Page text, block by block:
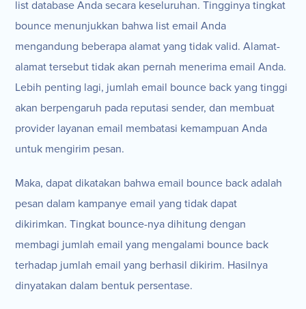
list database Anda secara keseluruhan. Tingginya tingkat
bounce menunjukkan bahwa list email Anda
mengandung beberapa alamat yang tidak valid. Alamat-
alamat tersebut tidak akan pernah menerima email Anda.
Lebih penting lagi, jumlah email bounce back yang tinggi
akan berpengaruh pada reputasi sender, dan membuat
provider layanan email membatasi kemampuan Anda
untuk mengirim pesan.
Maka, dapat dikatakan bahwa email bounce back adalah
pesan dalam kampanye email yang tidak dapat
dikirimkan. Tingkat bounce-nya dihitung dengan
membagi jumlah email yang mengalami bounce back
terhadap jumlah email yang berhasil dikirim. Hasilnya
dinyatakan dalam bentuk persentase.